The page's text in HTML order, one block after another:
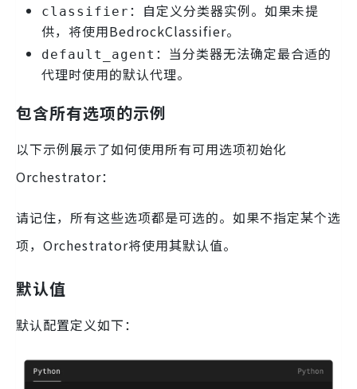
classifier ：自定义分类器实例。如果未提
供，将使用BedrockClassifier。
default_agent ：当分类器无法确定最合适的
代理时使用的默认代理。
包含所有选项的示例
以下示例展示了如何使用所有可用选项初始化
Orchestrator：
请记住，所有这些选项都是可选的。如果不指定某个选
项，Orchestrator将使用其默认值。
默认值
默认配置定义如下：